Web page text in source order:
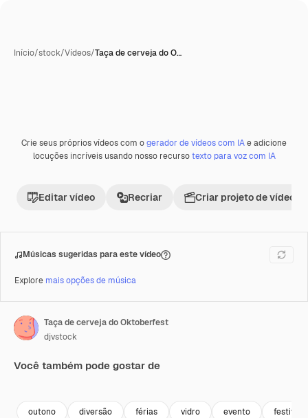
Início/stock/Vídeos/Taça de cerveja do O…
Premium
Crie seus próprios vídeos com ogerador de vídeos com IAe adicione
locuções incríveis usando nosso recursotexto para voz com IA
Editar vídeo Recriar Criar projeto de vídeo
Músicas sugeridas para este vídeo
Explore mais opções de música
Taça de cerveja do Oktoberfest
djvstock
Você também pode gostar de
outono diversão férias vidro evento festival